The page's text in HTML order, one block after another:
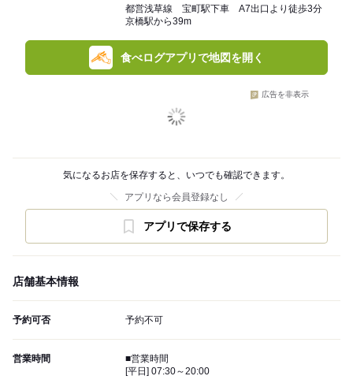
都営浅草線 宝町駅下車 A7出口より徒歩3分
京橋駅から39m
食べログアプリで地図を開く
広告を非表示
気になるお店を保存すると、いつでも確認できます。
アプリなら会員登録なし
アプリで保存する
店舗基本情報
予約可否 予約不可
営業時間
■営業時間
[平日] 07:30～20:00